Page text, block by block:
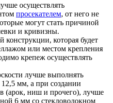
осуществлять
просекателем, от него не
могут стать причиной
и кривизны.
которая будет
или местом крепления
крепеж осуществлять
лучше выполнять
мм, а при создании
(арок, ниш и прочего), лучше
6 мм со стекловолокном